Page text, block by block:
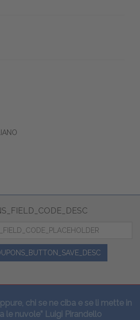
chi se ne ciba e se li mette in
le nuvole” Luigi Pirandello